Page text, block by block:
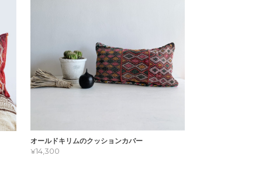
オールドキリムのクッションカバー
¥14,300